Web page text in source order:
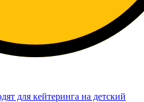
для кейтеринга на детский